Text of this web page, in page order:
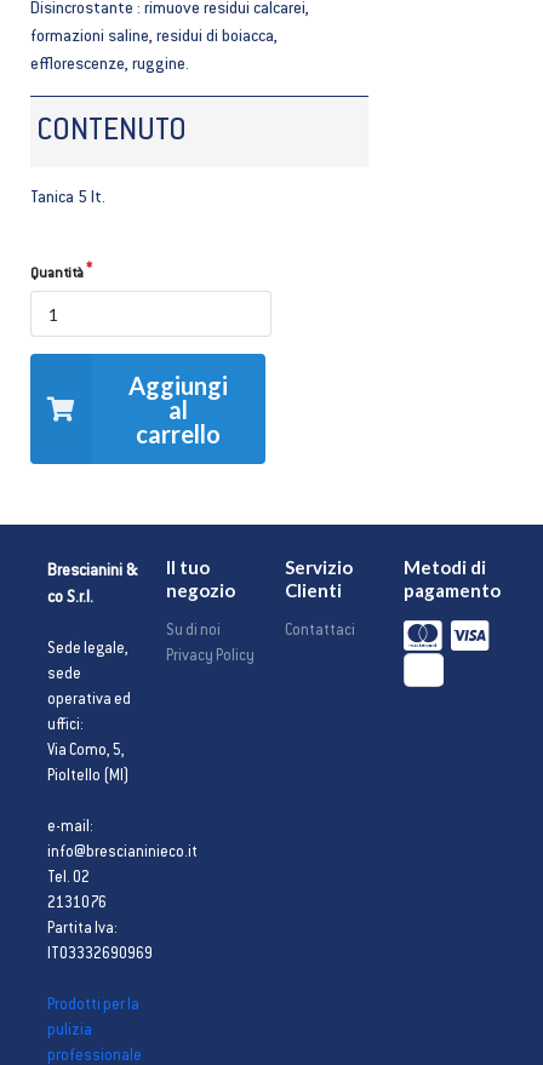
Disincrostante : rimuove residui calcarei,
formazioni saline, residui di boiacca,
efflorescenze, ruggine.
CONTENUTO
Tanica 5 lt.
Quantità
Aggiungi
al
carrello
Brescianini &
co S.r.l.
Sede legale,
sede
operativa ed
uffici:
Via Como, 5,
Pioltello (MI)
e-mail:
info@brescianinieco.it
Tel. 02
2131076
Partita Iva:
IT03332690969
Prodotti per la
pulizia
professionale
Il tuo
negozio
Su di noi
Privacy Policy
Servizio
Clienti
Contattaci
Metodi di
pagamento